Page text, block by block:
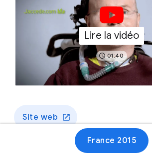
Lire la vidéo
01:40
Site web
France 2015